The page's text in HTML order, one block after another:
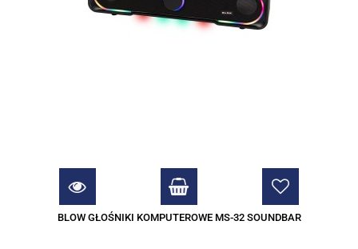
BLOW GŁOŚNIKI KOMPUTEROWE MS-32 SOUNDBAR